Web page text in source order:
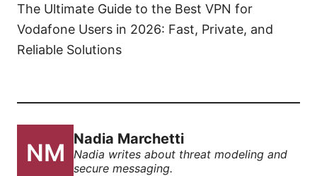
The Ultimate Guide to the Best VPN for
Vodafone Users in 2026: Fast, Private, and
Reliable Solutions
Nadia Marchetti
Nadia writes about threat modeling and
secure messaging.